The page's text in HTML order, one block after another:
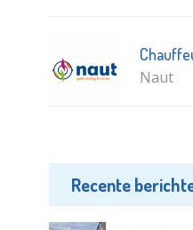
Naut
Recente